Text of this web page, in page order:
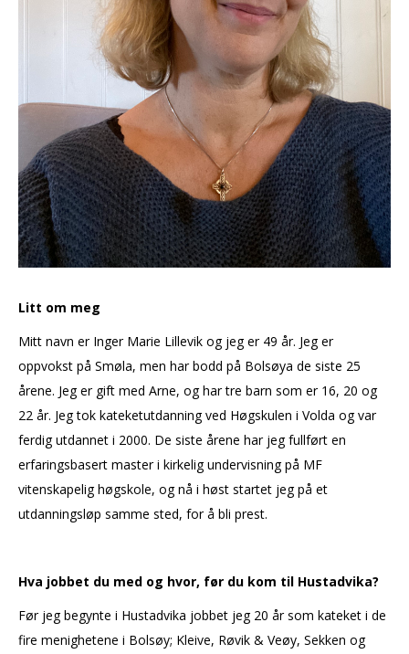
Litt om meg
Mitt navn er Inger Marie Lillevik og jeg er 49 år. Jeg er
oppvokst på Smøla, men har bodd på Bolsøya de siste 25
årene. Jeg er gift med Arne, og har tre barn som er 16, 20 og
22 år. Jeg tok kateketutdanning ved Høgskulen i Volda og var
ferdig utdannet i 2000. De siste årene har jeg fullført en
erfaringsbasert master i kirkelig undervisning på MF
vitenskapelig høgskole, og nå i høst startet jeg på et
utdanningsløp samme sted, for å bli prest.
Hva jobbet du med og hvor, før du kom til Hustadvika?
Før jeg begynte i Hustadvika jobbet jeg 20 år som kateket i de
fire menighetene i Bolsøy; Kleive, Røvik & Veøy, Sekken og